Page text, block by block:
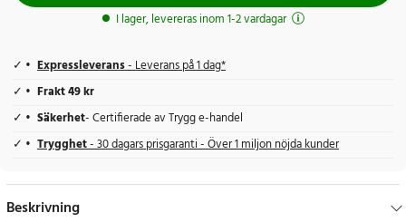
I lager, levereras inom 1-2 vardagar
Expressleverans- Leverans på 1 dag*
Frakt 49 kr
Säkerhet- Certifierade av Trygg e-handel
Trygghet- 30 dagars prisgaranti - Över 1 miljon nöjda kunder
Beskrivning